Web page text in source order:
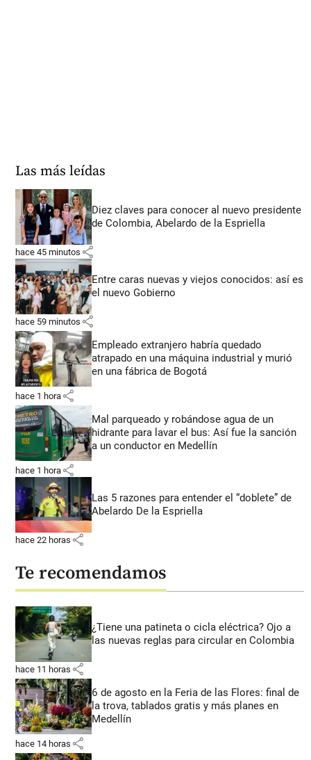
Las más leídas
Diez claves para conocer al nuevo presidente
de Colombia, Abelardo de la Espriella
hace 45 minutos share
Entre caras nuevas y viejos conocidos: así es
el nuevo Gobierno
hace 59 minutos share
Empleado extranjero habría quedado
atrapado en una máquina industrial y murió
en una fábrica de Bogotá
hace 1 hora share
Mal parqueado y robándose agua de un
hidrante para lavar el bus: Así fue la sanción
a un conductor en Medellín
hace 1 hora share
Las 5 razones para entender el “doblete” de
Abelardo De la Espriella
hace 22 horas share
Te recomendamos
¿Tiene una patineta o cicla eléctrica? Ojo a
las nuevas reglas para circular en Colombia
hace 11 horas share
6 de agosto en la Feria de las Flores: final de
la trova, tablados gratis y más planes en
Medellín
hace 14 horas share